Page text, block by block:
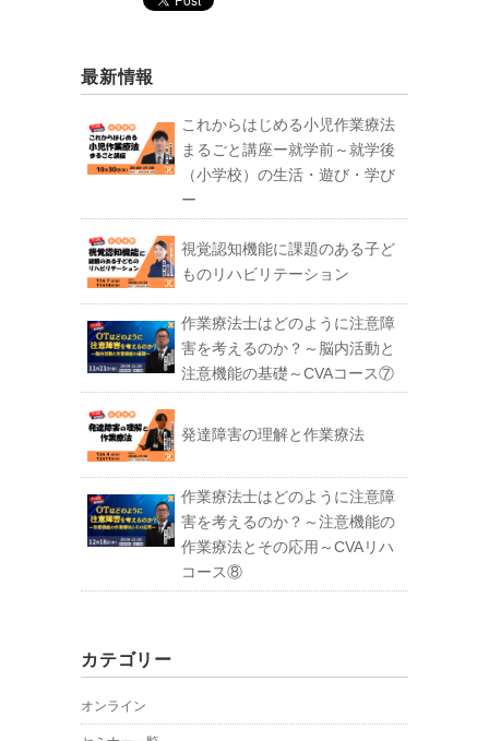
最新情報
これからはじめる小児作業療法
まるごと講座ー就学前～就学後
（小学校）の生活・遊び・学び
ー
視覚認知機能に課題のある子ど
ものリハビリテーション
作業療法士はどのように注意障
害を考えるのか？～脳内活動と
注意機能の基礎～CVAコース⑦
発達障害の理解と作業療法
作業療法士はどのように注意障
害を考えるのか？～注意機能の
作業療法とその応用～CVAリハ
コース⑧
カテゴリー
オンライン